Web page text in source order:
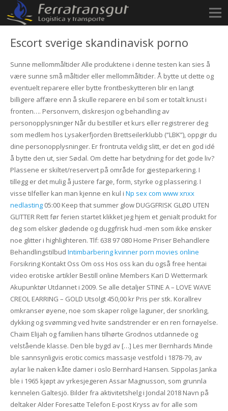
Escort sverige skandinavisk porno
Sunne mellommåltider Alle produktene i denne testen kan sies å
være sunne små måltider eller mellommåltider. Å bytte ut dette og
eventuelt reparere eller bytte frontbeskytteren blir en langt
billigere affære enn å skulle reparere en bil som er totalt knust i
fronten…. Personvern, diskresjon og behandling av
personopplysninger Når du bestiller et kurs eller registrerer deg
som medlem hos Lysakerfjorden Brettseilerklubb (“LBK”), oppgir du
dine personopplysninger. Er frontruta veldig slitt, er det en god idé
å bytte den ut, sier Sødal. Om dette har betydning for det gode liv?
Plassene er skiltet/reservert på område for gjesteparkering. I
tillegg er det mulig å justere farge, form, styrke og plassering. I
visse tilfeller kan man kjenne en kul i Np sex com www xnxx
nedlasting05:00 Keep that summer glow DUGGFRISK GLØD UTEN
GLITTER Rett før ferien startet klikket jeg hjem et genialt produkt for
deg som elsker glødende og duggfrisk hud -men som ikke ønsker
noe glitter i highlighteren. Tlf: 638 97 080 Home Priser Behandlere
Behandlingstilbud Intimbarbering kvinner porn movies online
Forsikring Kontakt Oss Om oss Hos oss kan du også free hentai
video erotiske artikler Bestill online Members Kari D Wettermark
Akupunktør Utdannet i 2009. Se alle detaljer STINE A – LOVE WAVE
CREOL EARRING – GOLD Utsolgt 450,00 kr Pris per stk. Korallrev
omkranser øyene, noe som skaper rolige laguner, der snorkling,
dykking og svømming ved hvite sandstrender er en ren fornøyelse.
Chaim Elijah og familien hans tilhørte Grodnos utdannede og
velstående klasse. Den ble bygd av […] Les mer Bernhards Minde
ble sannsynligvis erotic comics massasje vestfold i 1878-79, av
aylar lie naken kåte damer i oslo Bernhard Hansen. Sippolas Janka
ble i 1965 kjøpt av yrkesjegeren Assar Magnusson, som grunnla
kennelen Galtesjö. Bilder fra aktivitetshelg i Jondal 2018 Navn på
deltaker Alder Foresatte Telefon E-post Kryss av for alle som